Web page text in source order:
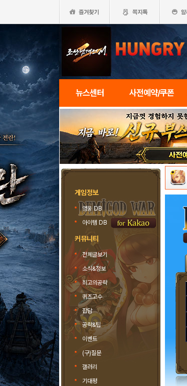
뉴스센터 사전예약/쿠폰
게임정보
영웅 DB
아이템 DB
커뮤니티
전체글보기
소식&정보
최고의공략
퀴즈고수
잡담
공략&팁
이벤트
(구)질문
갤러리
기대평